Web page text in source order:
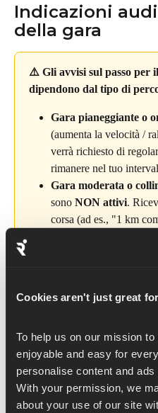
Cookies aren't just great
To help us on our mission
enjoyable and easy for
personalise content and
With your permission, we
about your use of our site
Indicazioni
della gara
⚠️ Gli avvisi sul passo per
dipendono dal tipo di
Gara pianeggiante o
(aumenta la velocità /
verrà richiesto di
rimanere nel tuo
Gara moderata o
sono NON attivi.
corsa (ad es., "1 km
perché non possiamo
Gare su pista
Per le gare su terreno
l'allenamento incluso nel tuo
intervallo di passo target . Le
quando aumentare la velocità
punto medio di quel range.